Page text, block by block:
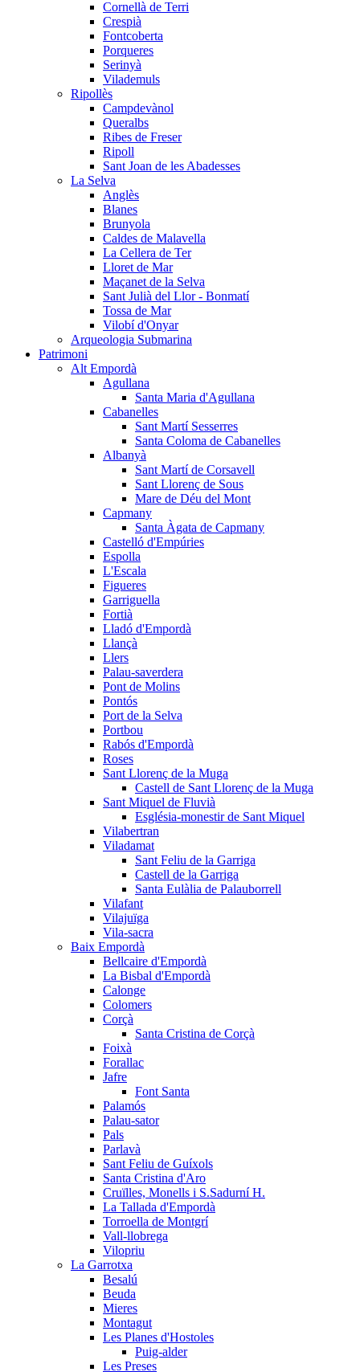
Cornellà de Terri
Crespià
Fontcoberta
Porqueres
Serinyà
Vilademuls
Ripollès
Campdevànol
Queralbs
Ribes de Freser
Ripoll
Sant Joan de les Abadesses
La Selva
Anglès
Blanes
Brunyola
Caldes de Malavella
La Cellera de Ter
Lloret de Mar
Maçanet de la Selva
Sant Julià del Llor - Bonmatí
Tossa de Mar
Vilobí d'Onyar
Arqueologia Submarina
Patrimoni
Alt Empordà
Agullana
Santa Maria d'Agullana
Cabanelles
Sant Martí Sesserres
Santa Coloma de Cabanelles
Albanyà
Sant Martí de Corsavell
Sant Llorenç de Sous
Mare de Déu del Mont
Capmany
Santa Àgata de Capmany
Castelló d'Empúries
Espolla
L'Escala
Figueres
Garriguella
Fortià
Lladó d'Empordà
Llançà
Llers
Palau-saverdera
Pont de Molins
Pontós
Port de la Selva
Portbou
Rabós d'Empordà
Roses
Sant Llorenç de la Muga
Castell de Sant Llorenç de la Muga
Sant Miquel de Fluvià
Església-monestir de Sant Miquel
Vilabertran
Viladamat
Sant Feliu de la Garriga
Castell de la Garriga
Santa Eulàlia de Palauborrell
Vilafant
Vilajuïga
Vila-sacra
Baix Empordà
Bellcaire d'Empordà
La Bisbal d'Empordà
Calonge
Colomers
Corçà
Santa Cristina de Corçà
Foixà
Forallac
Jafre
Font Santa
Palamós
Palau-sator
Pals
Parlavà
Sant Feliu de Guíxols
Santa Cristina d'Aro
Cruïlles, Monells i S.Sadurní H.
La Tallada d'Empordà
Torroella de Montgrí
Vall-llobrega
Vilopriu
La Garrotxa
Besalú
Beuda
Mieres
Montagut
Les Planes d'Hostoles
Puig-alder
Les Preses